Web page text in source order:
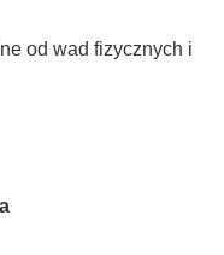
od wad fizycznych i